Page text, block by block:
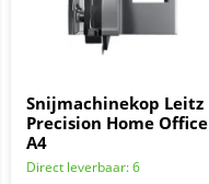
Snijmachinekop Leitz
Precision Home Office
A4
Direct leverbaar: 6